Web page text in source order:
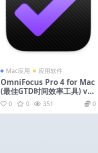
Mac应用 应用软件
OmniFocus Pro 4 for Mac
(最佳GTD时间效率工具) v4.
8.13 中文版
0 0 351 0